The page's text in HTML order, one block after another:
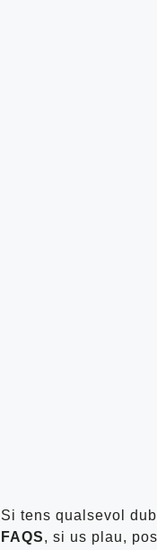
Si tens qualsevol
FAQS, si us plau,